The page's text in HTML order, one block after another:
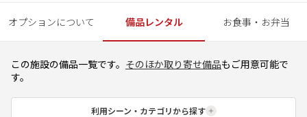
オプションについて 備品レンタル お食事・お弁当
この施設の備品一覧です。 そのほか取り寄せ備品もご用意可能で
す。
利用シーン・カテゴリから探す